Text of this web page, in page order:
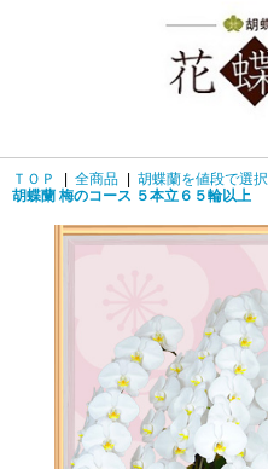
ＴＯＰ 全商品 胡蝶蘭を値段で選択
胡蝶蘭 梅のコース ５本立６５輪以上